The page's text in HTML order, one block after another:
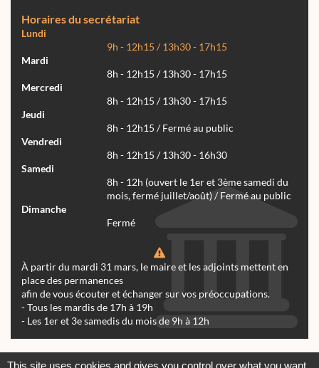
Horaires du secrétariat
Lundi
9h - 12h15 / 13h30 - 17h15
Mardi
8h - 12h15 / 13h30 - 17h15
Mercredi
8h - 12h15 / 13h30 - 17h15
Jeudi
8h - 12h15 / Fermé au public
Vendredi
8h - 12h15 / 13h30 - 16h30
Samedi
8h - 12h (ouvert le 1er et 3ème samedi du
mois, fermé juillet/août) / Fermé au public
Dimanche
Fermé
À partir du mardi 31 mars, le maire et les adjoints mettent en
place des permanences
afin de vous écouter et échanger sur vos préoccupations.
- Tous les mardis de 17h à 19h
- Les 1er et 3e samedis du mois de 9h à 12h
This site uses cookies and gives you control over what you want